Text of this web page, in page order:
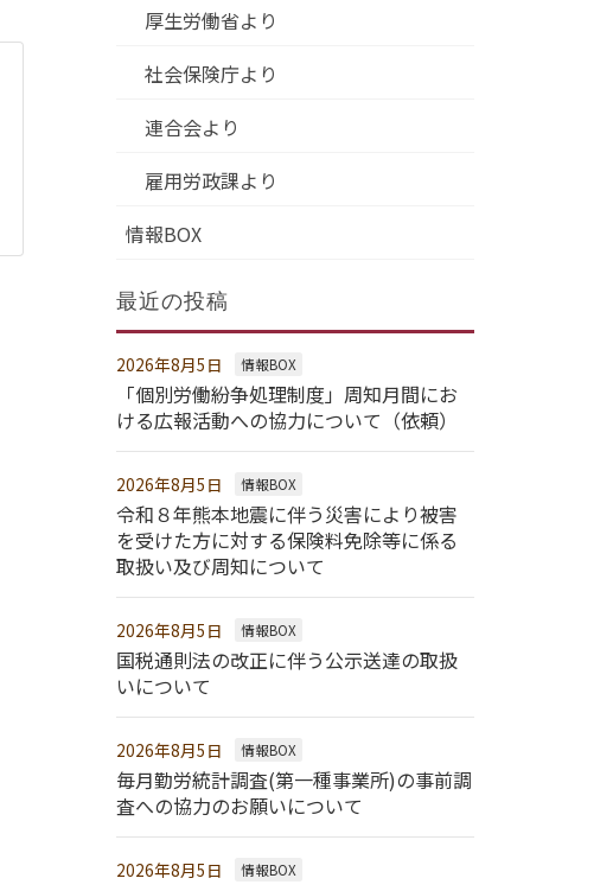
厚生労働省より
社会保険庁より
連合会より
雇用労政課より
情報BOX
最近の投稿
2026年8月5日 情報BOX
「個別労働紛争処理制度」周知月間にお
ける広報活動への協力について（依頼）
2026年8月5日 情報BOX
令和８年熊本地震に伴う災害により被害
を受けた方に対する保険料免除等に係る
取扱い及び周知について
2026年8月5日 情報BOX
国税通則法の改正に伴う公示送達の取扱
いについて
2026年8月5日 情報BOX
毎月勤労統計調査(第一種事業所)の事前調
査への協力のお願いについて
2026年8月5日 情報BOX